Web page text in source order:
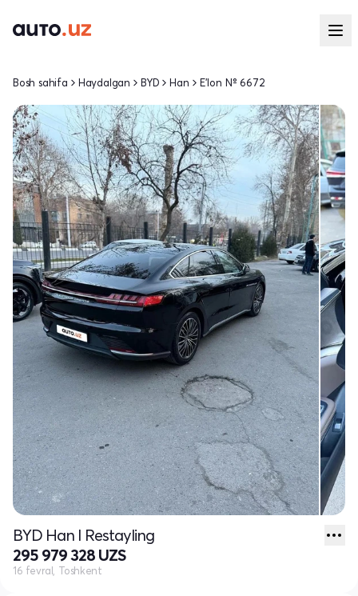
Bosh sahifa Haydalgan BYD Han E'lon № 6672
BYD Han I Restayling
295 979 328 UZS
16 fevral, Toshkent